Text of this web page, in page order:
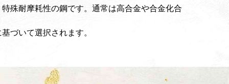
殊耐摩耗性の鋼です。通常は高合金や合金化合
づいて選択されます。